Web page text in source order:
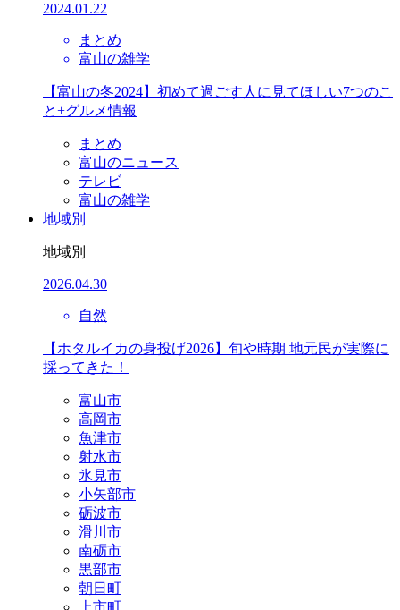
2024.01.22
まとめ
富山の雑学
【富山の冬2024】初めて過ごす人に見てほしい7つのこ
と+グルメ情報
まとめ
富山のニュース
テレビ
富山の雑学
地域別
地域別
2026.04.30
自然
【ホタルイカの身投げ2026】旬や時期 地元民が実際に
採ってきた！
富山市
高岡市
魚津市
射水市
氷見市
小矢部市
砺波市
滑川市
南砺市
黒部市
朝日町
上市町